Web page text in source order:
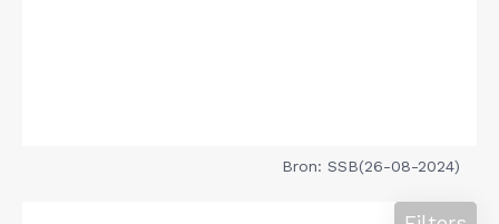
Bron: SSB(26-08-2024)